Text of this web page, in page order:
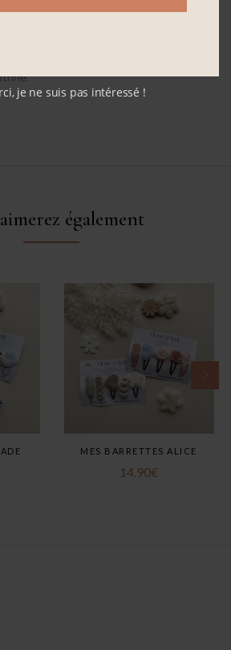
cœur jaune ou bronze.
également
MES BARRETTES ALICE
14.90€
je ne suis pas intéressé !